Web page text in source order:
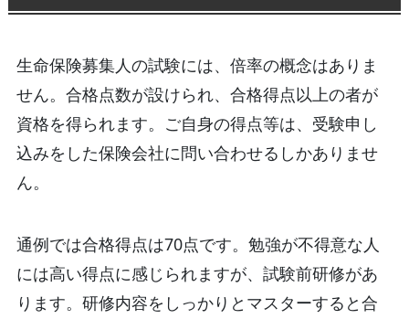
生命保険募集人の試験には、倍率の概念はありま
せん。合格点数が設けられ、合格得点以上の者が
資格を得られます。ご自身の得点等は、受験申し
込みをした保険会社に問い合わせるしかありませ
ん。
通例では合格得点は70点です。勉強が不得意な人
には高い得点に感じられますが、試験前研修があ
ります。研修内容をしっかりとマスターすると合